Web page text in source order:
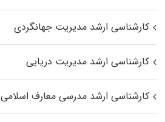
کارشناسی ارشد مدیریت جهانگردی
کارشناسی ارشد مدیریت دریایی
کارشناسی ارشد مدرسی معارف اسلامی